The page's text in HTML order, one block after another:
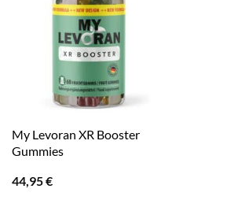
My Levoran XR Booster
Gummies
44,95€